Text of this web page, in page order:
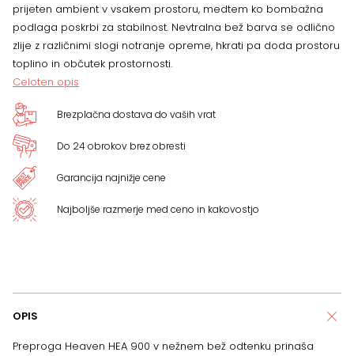
prijeten ambient v vsakem prostoru, medtem ko bombažna
podlaga poskrbi za stabilnost. Nevtralna bež barva se odlično
zlije z različnimi slogi notranje opreme, hkrati pa doda prostoru
toplino in občutek prostornosti.
Celoten opis
Brezplačna dostava do vaših vrat
Do 24 obrokov brez obresti
Garancija najnižje cene
Najboljše razmerje med ceno in kakovostjo
OPIS
Preproga Heaven HEA 900 v nežnem bež odtenku prinaša